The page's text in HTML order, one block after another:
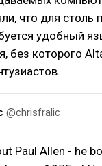
что для столь
удобный
без которого
@chrisfralic
Paul Allen - he